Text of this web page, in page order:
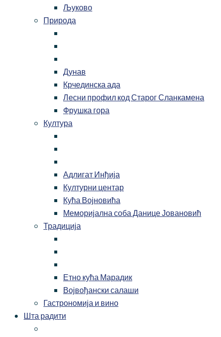
Љуково
Природа
Дунав
Крчединска ада
Лесни профил код Старог Сланкамена
Фрушка гора
Култура
Адлигат Инђија
Културни центар
Кућа Војновића
Меморијална соба Данице Јовановић
Традиција
Етно кућа Марадик
Војвођански салаши
Гастрономија и вино
Шта радити